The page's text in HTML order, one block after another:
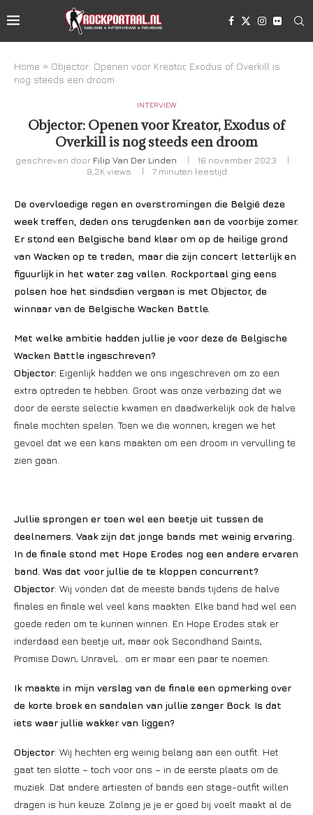
Home » Objector: Openen voor Kreator, Exodus of Overkill is
nog steeds een droom
INTERVIEW
Objector: Openen voor Kreator, Exodus of
Overkill is nog steeds een droom
geschreven door Filip Van Der Linden
16 november 2023
9,2K views 7 minuten leestijd
De overvloedige regen en overstromingen die België deze
week treffen, deden ons terugdenken aan de voorbije zomer.
Er stond een Belgische band klaar om op de heilige grond
van Wacken op te treden, maar die zijn concert letterlijk en
figuurlijk in het water zag vallen. Rockportaal ging eens
polsen hoe het sindsdien vergaan is met Objector, de
winnaar van de Belgische Wacken Battle.
Met welke ambitie hadden jullie je voor deze de Belgische
Wacken Battle ingeschreven?
Objector: Eigenlijk hadden we ons ingeschreven om zo een
extra optreden te hebben. Groot was onze verbazing dat we
door de eerste selectie kwamen en daadwerkelijk ook de halve
finale mochten spelen. Toen we die wonnen, kregen we het
gevoel dat we een kans maakten om een droom in vervulling te
zien gaan.
Jullie sprongen er toen wel een beetje uit tussen de
deelnemers. Vaak zijn dat jonge bands met weinig ervaring.
In de finale stond met Hope Erodes nog een andere ervaren
band. Was dat voor jullie de te kloppen concurrent?
Objector: Wij vonden dat de meeste bands tijdens de halve
finales en finale wel veel kans maakten. Elke band had wel een
goede reden om te kunnen winnen. En Hope Erodes stak er
inderdaad een beetje uit, maar ook Secondhand Saints,
Promise Down, Unravel,.. om er maar een paar te noemen.
Ik maakte in mijn verslag van de finale een opmerking over
de korte broek en sandalen van jullie zanger Bock. Is dat
iets waar jullie wakker van liggen?
Objector: Wij hechten erg weinig belang aan een outfit. Het
gaat ten slotte – toch voor ons – in de eerste plaats om de
muziek. Dat andere artiesten of bands een stage-outfit willen
dragen is hun keuze. Zolang je je er goed bij voelt maakt al de